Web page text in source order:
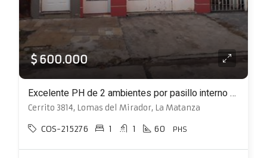
$ 600.000
Excelente PH de 2 ambientes por pasillo interno con patio y terraza
Cerrito 3814, Lomas del Mirador, La Matanza
COS-215276 1 1 60 PHS